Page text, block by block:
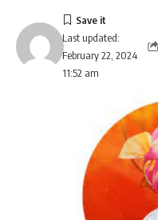
Last updated:
February 22, 2024
11:52 am